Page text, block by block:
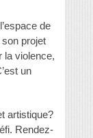
de
projet
la violence,
un
artistique?
Rendez-